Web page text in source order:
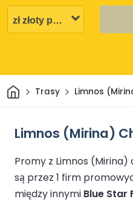
DomTrasy Limnos
Limnos (Mirina)
Promy z Limnos (Mirina)
są przez 1 firm
między innymi Blue Star